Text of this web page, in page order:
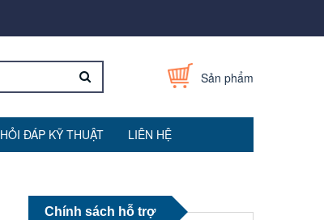
Sản phẩm
HỎI ĐÁP KỸ THUẬT LIÊN HỆ
Chính sách hỗ trợ